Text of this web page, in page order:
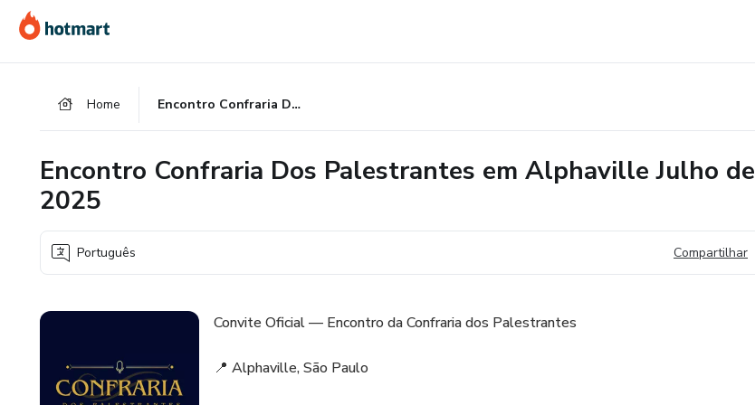
para
o
para
o
para
o
Home Encontro Confraria Dos Palestrantes em Alphaville Julho de 2025
Encontro Confraria Dos Palestrantes em Alphaville Julho de
2025
Português Compartilhar
Convite Oficial — Encontro da Confraria dos Palestrantes
📍 Alphaville, São Paulo